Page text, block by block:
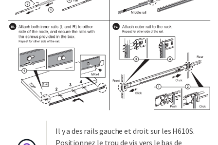
Il y a des rails gauche et droit sur les H610S.
Positionnez le trou de vis vers le bas de